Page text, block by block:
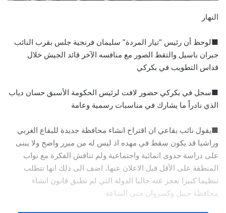
النهار
■لوحظ أن رئيس “تيار المردة” سليمان فرنجية جلس بقرب النائب
جبران باسيل والتقط الصور مع منافسه الآخر قائد الجيش خلال
قداس التطويب في بكركي
■سجل في بكركي حضور لافت لرئيس الحكومة الأسبق حسان دياب
الذي نادراً ما يشارك في مناسبات رسمية وعامة
■يقول نائب بقاعي ان اقتراح انشاء محافظة جديدة للبقاع الغربي
وراشيا قد يكون سقط في مهده اذ ليس له من مبرر واضح ولا يبنى
على دراسة جدوى انمائية واجتماعية ولم تناقش الفكرة مع نواب
المنطقة على الأقل قبل الاعلان عنها، اضف الى ذلك انها تتطلب
تنظيما كبيرا تعجز عنه حاليا الدولة التي لم تطبق قانون انشاء
محافظة جبيل وكسروان حتى الساعة